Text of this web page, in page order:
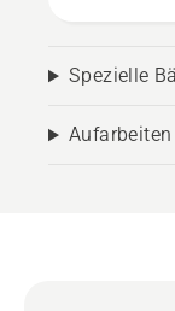
Spezielle